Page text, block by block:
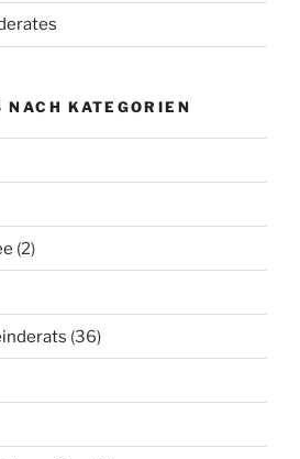
KATEGORIEN
(2)
(36)